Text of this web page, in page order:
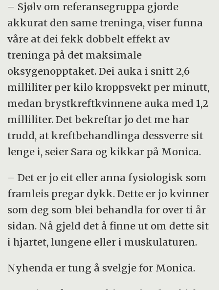
– Sjølv om referansegruppa gjorde
akkurat den same treninga, viser funna
våre at dei fekk dobbelt effekt av
treninga på det maksimale
oksygenopptaket. Dei auka i snitt 2,6
milliliter per kilo kroppsvekt per minutt,
medan brystkreftkvinnene auka med 1,2
milliliter. Det bekreftar jo det me har
trudd, at kreftbehandlinga dessverre sit
lenge i, seier Sara og kikkar på Monica.
– Det er jo eit eller anna fysiologisk som
framleis pregar dykk. Dette er jo kvinner
som deg som blei behandla for over ti år
sidan. Nå gjeld det å finne ut om dette sit
i hjartet, lungene eller i muskulaturen.
Nyhenda er tung å svelgje for Monica.